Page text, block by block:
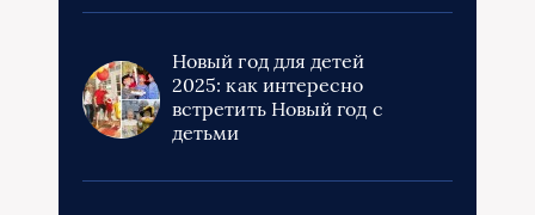
Новый год для детей
2025: как интересно
встретить Новый год с
детьми